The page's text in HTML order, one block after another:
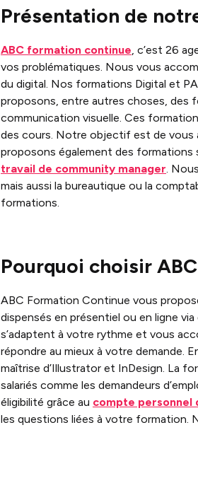
Présentation de
ABC formation continue, c’est 26
vos problématiques. Nous vous
du digital. Nos formations Digital et
proposons, entre autres choses, des
communication visuelle. Ces
des cours. Notre objectif est de vous
proposons également des formations
travail de community manager.
mais aussi la bureautique ou la
formations.
Pourquoi choisir
ABC Formation Continue vous
dispensés en présentiel ou en ligne
s’adaptent à votre rythme et vous
répondre au mieux à votre demande.
maîtrise d’Illustrator et InDesign. La
salariés comme les demandeurs
éligibilité grâce au compte personnel
les questions liées à votre formation.